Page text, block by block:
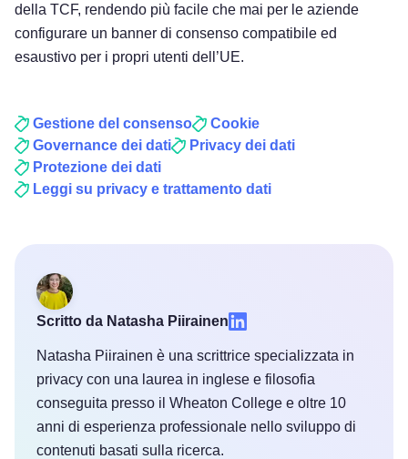
della TCF, rendendo più facile che mai per le aziende
configurare un banner di consenso compatibile ed
esaustivo per i propri utenti dell’UE.
Gestione del consenso
Cookie
Governance dei dati
Privacy dei dati
Protezione dei dati
Leggi su privacy e trattamento dati
Scritto da Natasha Piirainen
Natasha Piirainen è una scrittrice specializzata in
privacy con una laurea in inglese e filosofia
conseguita presso il Wheaton College e oltre 10
anni di esperienza professionale nello sviluppo di
contenuti basati sulla ricerca.